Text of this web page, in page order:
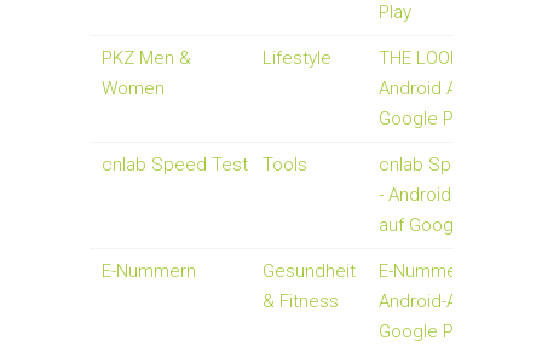
Play
PKZ Men &
Women
Lifestyle
THE LOOK -
Android Apps auf
Google Play
cnlab Speed Test Tools
cnlab SpeedTest
- Android-Apps
auf Google Play
E-Nummern
Gesundheit
& Fitness
E-Nummern -
Android-Apps auf
Google Play